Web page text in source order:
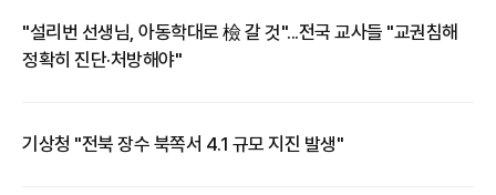
"설리번 선생님, 아동학대로 檢 갈 것"...전국 교사들 "교권침해
정확히 진단·처방해야"
​기상청 "전북 장수 북쪽서 4.1 규모 지진 발생"